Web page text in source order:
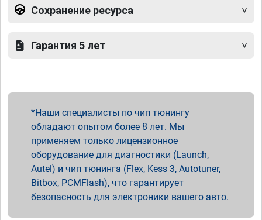
Сохранение ресурса
Гарантия 5 лет
Наши специалисты по чип тюнингу
обладают опытом более 8 лет. Мы
применяем только лицензионное
оборудование для диагностики (Launch,
Autel) и чип тюнинга (Flex, Kess 3, Autotuner,
Bitbox, PCMFlash), что гарантирует
безопасность для электроники вашего авто.